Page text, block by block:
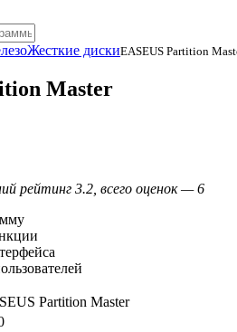
Жесткие дискиEASEUS Partition
Master
рейтинг 3.2, всего оценок — 6
Partition Master